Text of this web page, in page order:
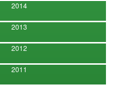
2014
2013
2012
2011